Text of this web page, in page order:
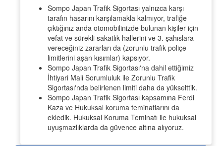
Sompo Japan Trafik Sigortası yalnızca karşı
tarafın hasarını karşılamakla kalmıyor, trafiğe
çıktığınız anda otomobilinizde bulunan kişiler için
vefat ve sürekli sakatlık hallerini ve 3. şahıslara
vereceğiniz zararları da (zorunlu trafik poliçe
limitlerini aşan kısımlar) kapsıyor.
Sompo Japan Trafik Sigortası'na dahil ettiğimiz
İhtiyari Mali Sorumluluk ile Zorunlu Trafik
Sigortası'nda belirlenen limiti daha da yükselttik.
Sompo Japan Trafik Sigortası kapsamına Ferdi
Kaza ve Hukuksal koruma teminatlarını da
ekledik. Hukuksal Koruma Teminatı ile hukuksal
uyuşmazlıklarda da güvence altına alıyoruz.